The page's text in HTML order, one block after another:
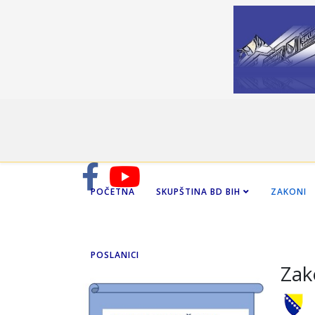
POČETNA SKUPŠTINA BD BIH ZAKONI
POSLANICI